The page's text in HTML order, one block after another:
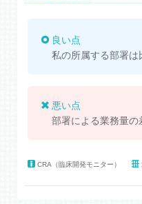
良い点
私の所属する部署は
悪い点
部署による業務量の
CRA（臨床開発モニター）